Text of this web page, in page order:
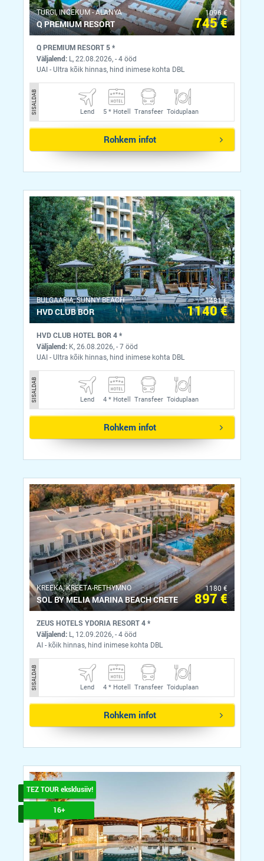
ТÜRGI, INCEKUM - ALANYA
Q PREMIUM RESORT
1096 €
745 €
Q PREMIUM RESORT 5 *
Väljalend: L, 22.08.2026, - 4 ööd
UAI - Ultra kõik hinnas, hind inimese kohta DBL
SISALDAB Lend 5 *Hotell Transfeer Toiduplaan
Rohkem infot
BULGAARIA, SUNNY BEACH
HVD CLUB BOR
1481 €
1140 €
HVD CLUB HOTEL BOR 4 *
Väljalend: K, 26.08.2026, - 7 ööd
UAI - Ultra kõik hinnas, hind inimese kohta DBL
SISALDAB Lend 4 *Hotell Transfeer Toiduplaan
Rohkem infot
KREEKA, KREETA-RETHYMNO
SOL BY MELIA MARINA BEACH CRETE
1180 €
897 €
ZEUS HOTELS YDORIA RESORT 4 *
Väljalend: L, 12.09.2026, - 4 ööd
AI - kõik hinnas, hind inimese kohta DBL
SISALDAB Lend 4 *Hotell Transfeer Toiduplaan
Rohkem infot
TEZ TOUR eksklusiiv!
16+